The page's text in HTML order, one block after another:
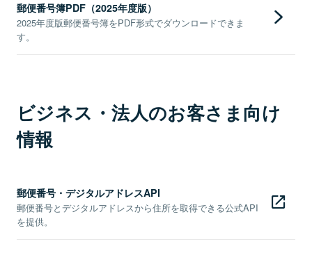
郵便番号簿PDF（2025年度版）
2025年度版郵便番号簿をPDF形式でダウンロードできま
す。
ビジネス・法人のお客さま向け
情報
郵便番号・デジタルアドレスAPI
郵便番号とデジタルアドレスから住所を取得できる公式API
を提供。